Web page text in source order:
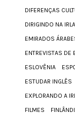
DIFERENÇAS
DIRIGINDO NA
EMIRADOS
ENTREVISTAS DE
ESLOVÊNIA
ESTUDAR INGLÊS
EXPLORANDO A
FILMES